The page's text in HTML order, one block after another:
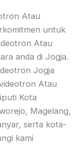
Atau
untuk
Atau
anda di Jogja.
Jogja
Atau
Kota
Magelang,
serta kota-
kami